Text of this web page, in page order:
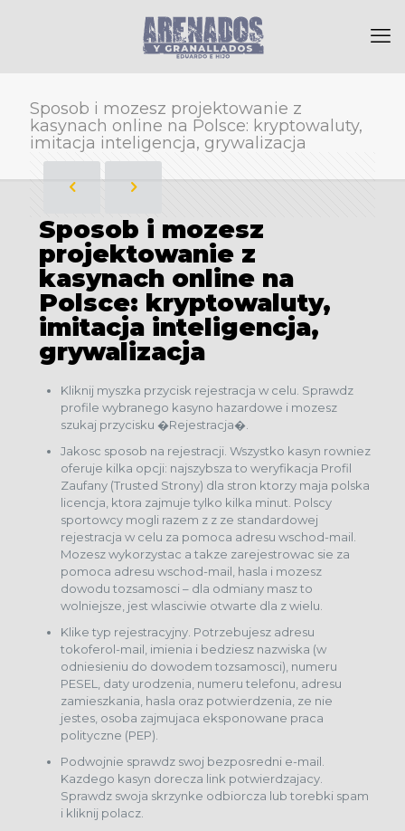
Sposob i mozesz projektowanie z
kasynach online na Polsce: kryptowaluty,
imitacja inteligencja, grywalizacja
Sposob i mozesz
projektowanie z
kasynach online na
Polsce: kryptowaluty,
imitacja inteligencja,
grywalizacja
Kliknij myszka przycisk rejestracja w celu. Sprawdz
profile wybranego kasyno hazardowe i mozesz
szukaj przycisku �Rejestracja�.
Jakosc sposob na rejestracji. Wszystko kasyn rowniez
oferuje kilka opcji: najszybsza to weryfikacja Profil
Zaufany (Trusted Strony) dla stron ktorzy maja polska
licencja, ktora zajmuje tylko kilka minut. Polscy
sportowcy mogli razem z z ze standardowej
rejestracja w celu za pomoca adresu wschod-mail.
Mozesz wykorzystac a takze zarejestrowac sie za
pomoca adresu wschod-mail, hasla i mozesz
dowodu tozsamosci – dla odmiany masz to
wolniejsze, jest wlasciwie otwarte dla z wielu.
Klike typ rejestracyjny. Potrzebujesz adresu
tokoferol-mail, imienia i bedziesz nazwiska (w
odniesieniu do dowodem tozsamosci), numeru
PESEL, daty urodzenia, numeru telefonu, adresu
zamieszkania, hasla oraz potwierdzenia, ze nie
jestes, osoba zajmujaca eksponowane praca
polityczne (PEP).
Podwojnie sprawdz swoj bezposredni e-mail.
Kazdego kasyn dorecza link potwierdzajacy.
Sprawdz swoja skrzynke odbiorcza lub torebki spam
i kliknij polacz.